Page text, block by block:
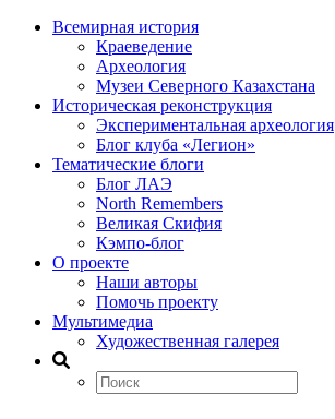
Всемирная история
Краеведение
Археология
Музеи Северного Казахстана
Историческая реконструкция
Экспериментальная археология
Блог клуба «Легион»
Тематические блоги
Блог ЛАЭ
North Remembers
Великая Скифия
Кэмпо-блог
О проекте
Наши авторы
Помочь проекту
Мультимедиа
Художественная галерея